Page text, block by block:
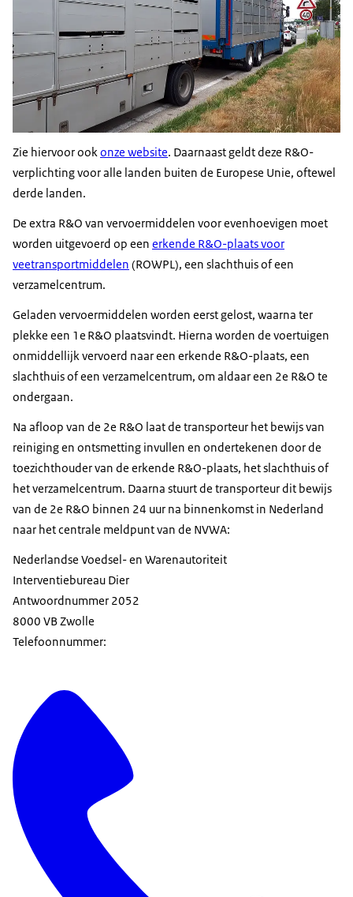
Zie hiervoor ookonze website. Daarnaast geldt deze R&O-
verplichting voor alle landen buiten de Europese Unie, oftewel
derde landen.
De extra R&O van vervoermiddelen voor evenhoevigen moet
worden uitgevoerd op een erkende R&O-plaats voor
veetransportmiddelen (ROWPL), een slachthuis of een
verzamelcentrum.
Geladen vervoermiddelen worden eerst gelost, waarna ter
plekke een 1e R&O plaatsvindt. Hierna worden de voertuigen
onmiddellijk vervoerd naar een erkende R&O-plaats, een
slachthuis of een verzamelcentrum, om aldaar een 2e R&O te
ondergaan.
Na afloop van de 2e R&O laat de transporteur het bewijs van
reiniging en ontsmetting invullen en ondertekenen door de
toezichthouder van de erkende R&O-plaats, het slachthuis of
het verzamelcentrum. Daarna stuurt de transporteur dit bewijs
van de 2e R&O binnen 24 uur na binnenkomst in Nederland
naar het centrale meldpunt van de NVWA:
Nederlandse Voedsel- en Warenautoriteit
Interventiebureau Dier
Antwoordnummer 2052
8000 VB Zwolle
Telefoonnummer: